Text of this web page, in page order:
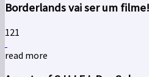
Borderlands vai ser um filme!
121
read more